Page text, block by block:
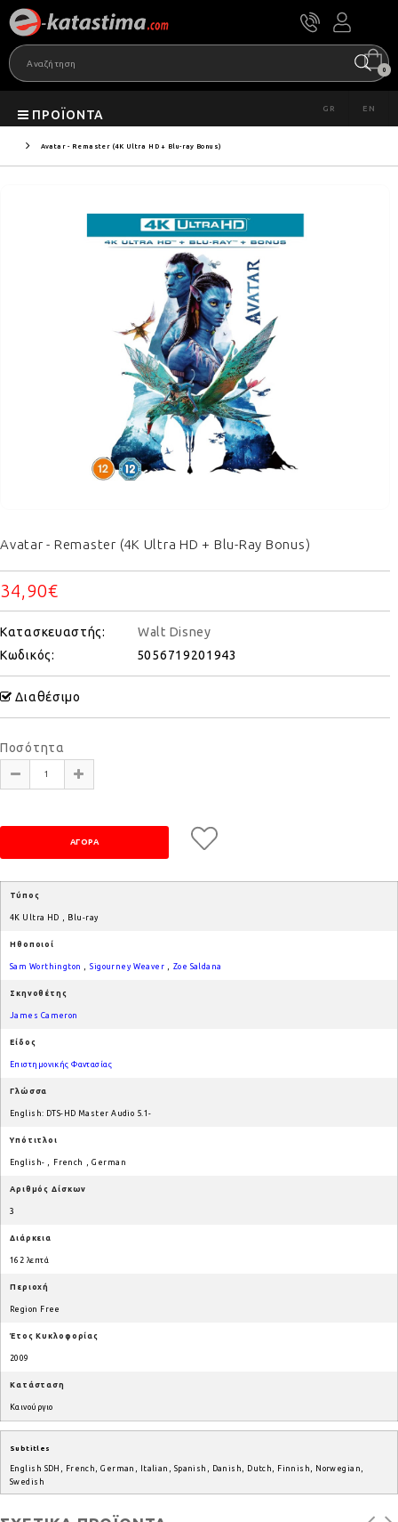
0
ΠΡΟΪΌΝΤΑ GR EN
Avatar - Remaster (4K Ultra HD + Blu-ray Bonus)
Avatar - Remaster (4K Ultra HD + Blu-Ray Bonus)
34,90€
Κατασκευαστής:
Walt Disney
Κωδικός:
5056719201943
Διαθέσιμο
Ποσότητα
Τύπος
4K Ultra HD Blu-ray
Ηθοποιοί
Sam Worthington ,Sigourney Weaver Zoe Saldana
Σκηνοθέτης
James Cameron
Είδος
Επιστημονικής Φαντασίας
Γλώσσα
English: DTS-HD Master Audio 5.1-
Υπότιτλοι
English- French ,German
Αριθμός Δίσκων
3
Διάρκεια
162 λεπτά
Περιοχή
Region Free
Έτος Κυκλοφορίας
2009
Κατάσταση
Καινούργιο
Subtitles
English SDH, French, German, Italian, Spanish, Danish, Dutch, Finnish, Norwegian,
Swedish